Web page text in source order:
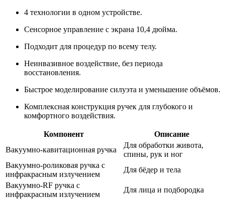
4 технологии в одном устройстве.
Сенсорное управление с экрана 10,4 дюйма.
Подходит для процедур по всему телу.
Неинвазивное воздействие, без периода
восстановления.
Быстрое моделирование силуэта и уменьшение объёмов.
Комплексная конструкция ручек для глубокого и
комфортного воздействия.
Компонент
Описание
Вакуумно-кавитационная ручка
Для обработки живота,
спины, рук и ног
Вакуумно-роликовая ручка с
инфракрасным излучением
Для бёдер и тела
Вакуумно-RF ручка с
инфракрасным излучением
Для лица и подбородка